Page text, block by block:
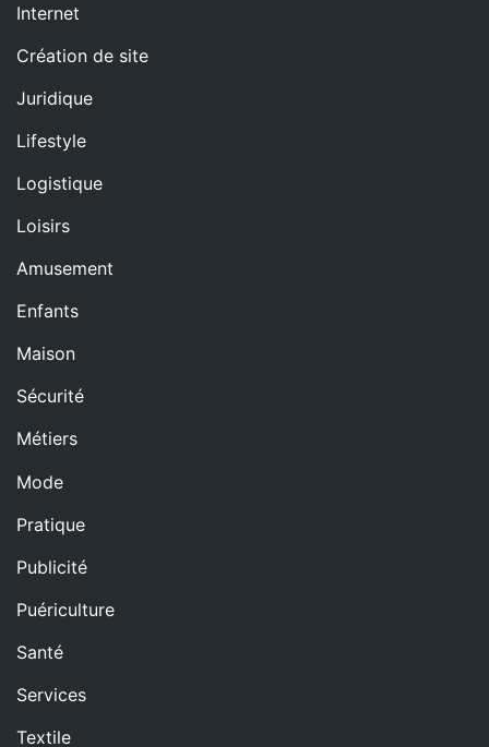
Internet
Création de site
Juridique
Lifestyle
Logistique
Loisirs
Amusement
Enfants
Maison
Sécurité
Métiers
Mode
Pratique
Publicité
Puériculture
Santé
Services
Textile